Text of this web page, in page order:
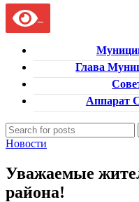
Глава
Аппарат
Новости
Уважаемые
района!